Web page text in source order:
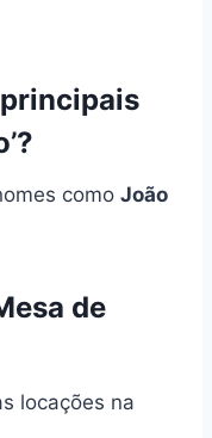
como João
de
locações na